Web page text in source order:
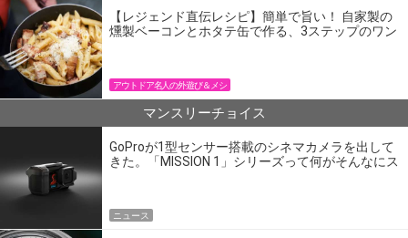
【レジェンド直伝レシピ】簡単で旨い！ 自家製の
燻製ベーコンとホタテ缶で作る、3ステップのワン
アウトドア名人の外遊び＆メシ
マンスリーチョイス
GoProが1型センサー搭載のシネマカメラを出して
きた。「MISSION 1」シリーズって何がそんなにス
ニュース